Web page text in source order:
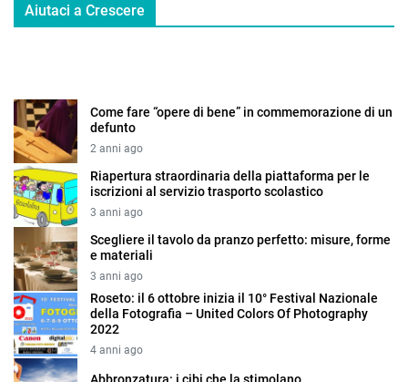
Aiutaci a Crescere
Come fare “opere di bene” in commemorazione di un
defunto
2 anni ago
Riapertura straordinaria della piattaforma per le
iscrizioni al servizio trasporto scolastico
3 anni ago
Scegliere il tavolo da pranzo perfetto: misure, forme
e materiali
3 anni ago
Roseto: il 6 ottobre inizia il 10° Festival Nazionale
della Fotografia – United Colors Of Photography
2022
4 anni ago
Abbronzatura: i cibi che la stimolano